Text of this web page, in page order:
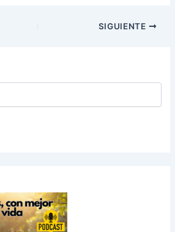
SIGUIENTE